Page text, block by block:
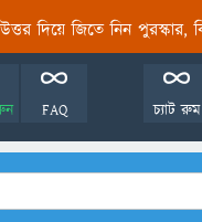
দিয়ে জিতে নিন পুরস্কার,
FAQ চ্যাট রুম